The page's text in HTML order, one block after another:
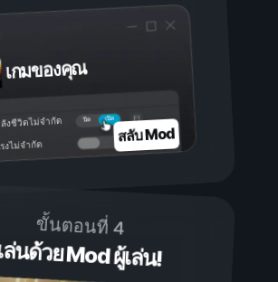
เกมของคุณ
เปิด
ปิด
งชีวิตไม่จำกัด
งไม่จำกัด สลับ Mod
ขั้นตอนที่ 4
ล่นด้วย Mod ผู้เล่น!